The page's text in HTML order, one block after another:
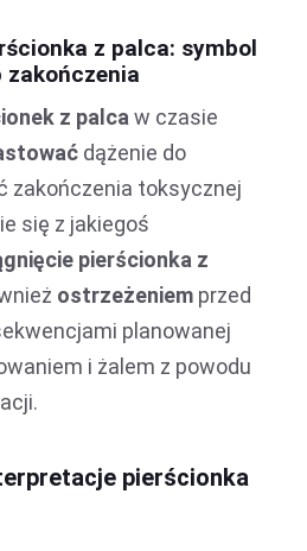
z palca: symbol
zakończenia
z palca w czasie
dążenie do
zakończenia toksycznej
się z jakiegoś
pierścionka z
ostrzeżeniem przed
planowanej
i żalem z powodu
pierścionka